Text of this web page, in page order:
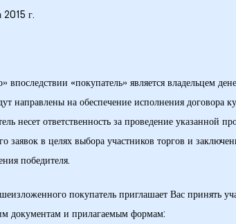
2015 г.
впоследствии «покупатель» является владельцем
направлены на обеспечение исполнения договора
несет ответственность за проведение указанной
заявок в целях выбора участников торгов и
победителя.
покупатель приглашает Вас принять
документам и прилагаемым формам: